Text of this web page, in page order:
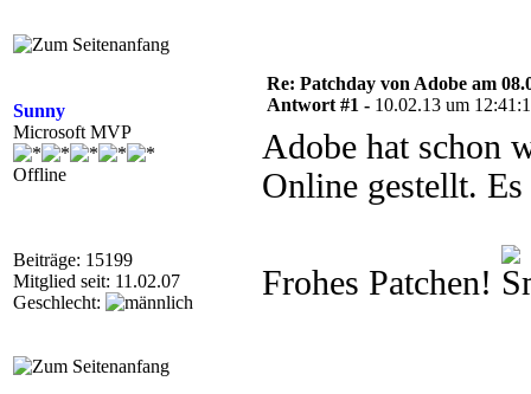
Sunny
Microsoft MVP
Offline
Beiträge: 15199
Mitglied seit: 11.02.07
Geschlecht:
Re: Patchday von Adobe am
Antwort #1 - 10.02.13 um
Adobe hat schon
Online gestellt.
Frohes Patchen!